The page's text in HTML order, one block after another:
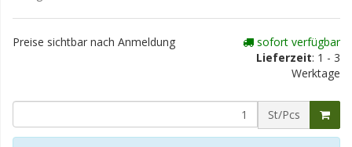
Preise sichtbar nach Anmeldung
sofort verfügbar
Lieferzeit: 1 - 3
Werktage
St/Pcs